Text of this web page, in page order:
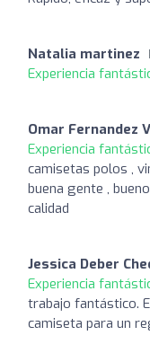
Natalia martinez
Experiencia
Omar Fernandez
Experiencia
camisetas polos ,
buena gente ,
calidad
Jessica Deber
Experiencia
trabajo fantástico.
camiseta para un